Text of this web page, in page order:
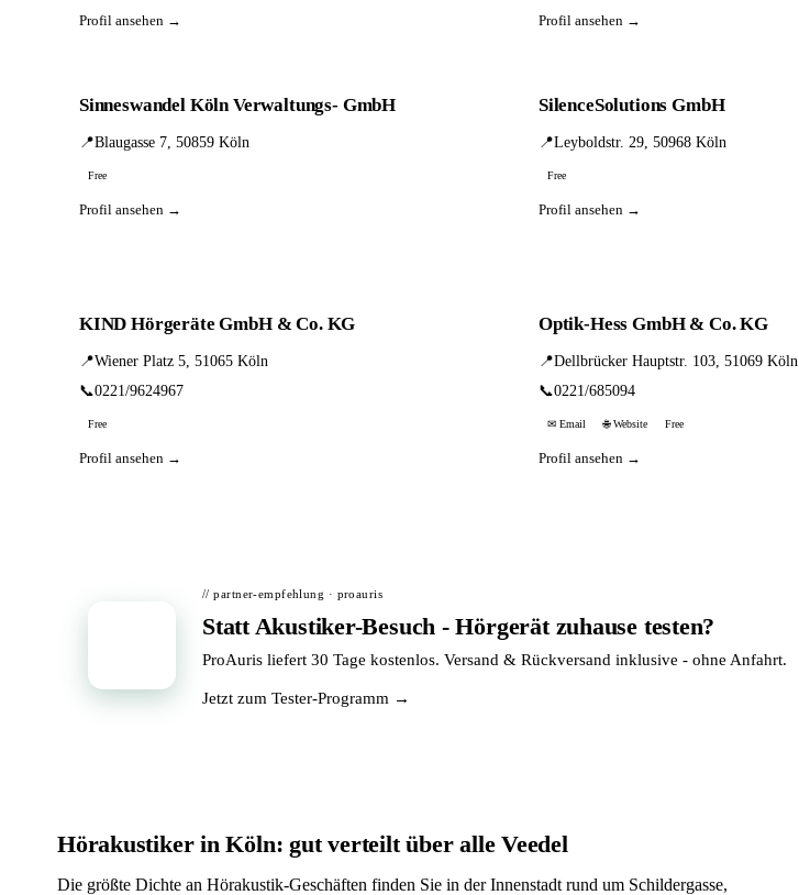
Profil ansehen → Profil ansehen →
Sinneswandel Köln Verwaltungs- GmbH
📍Blaugasse 7, 50859 Köln
Free
Profil ansehen →
SilenceSolutions GmbH
📍Leyboldstr. 29, 50968 Köln
Free
Profil ansehen →
KIND Hörgeräte GmbH & Co. KG
📍Wiener Platz 5, 51065 Köln
📞0221/9624967
Free
Profil ansehen →
Optik-Hess GmbH & Co. KG
📍Dellbrücker Hauptstr. 103, 51069 Köln
📞0221/685094
✉ Email 🌐 Website Free
Profil ansehen →
// partner-empfehlung · proauris
Statt Akustiker-Besuch - Hörgerät zuhause testen?
ProAuris liefert 30 Tage kostenlos. Versand & Rückversand inklusive - ohne Anfahrt.
Jetzt zum Tester-Programm →
Hörakustiker in Köln: gut verteilt über alle Veedel
Die größte Dichte an Hörakustik-Geschäften finden Sie in der Innenstadt rund um Schildergasse,